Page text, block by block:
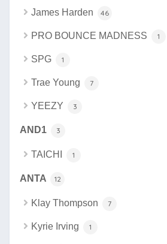
James Harden 46
PRO BOUNCE MADNESS 1
SPG 1
Trae Young 7
YEEZY 3
AND1 3
TAICHI 1
ANTA 12
Klay Thompson 7
Kyrie Irving 1